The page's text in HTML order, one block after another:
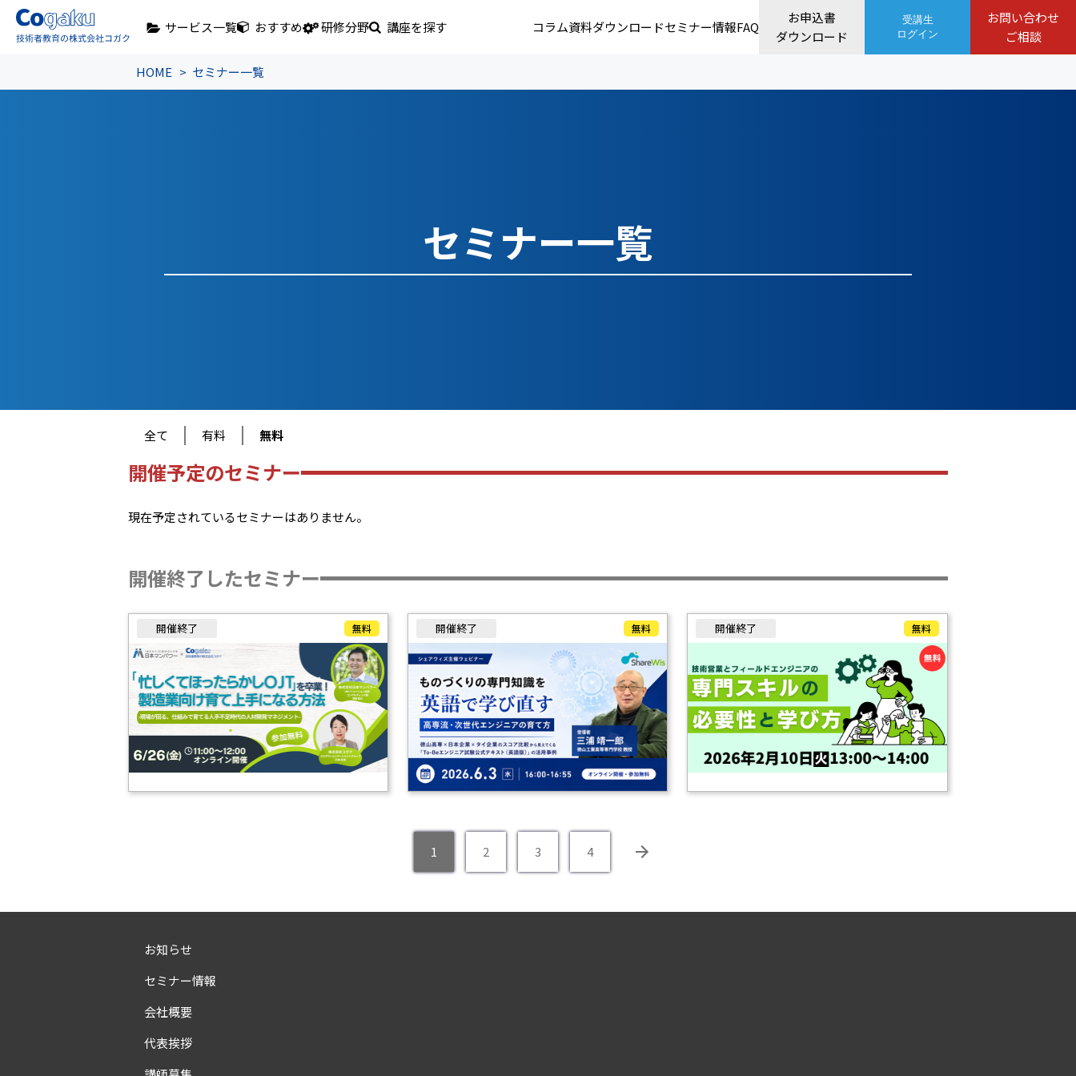
サービス一覧 おすすめ 研修分野 講座を探す コラム資料ダウンロードセミナー情報FAQ
お申込書
ダウンロード
受講生
ログイン
お問い合わせ
ご相談
HOME セミナー一覧
セミナー一覧
全て 有料 無料
開催予定のセミナー
現在予定されているセミナーはありません。
開催終了したセミナー
開催終了 無料 開催終了 無料 開催終了 無料
1 2 3 4
お知らせ
セミナー情報
会社概要
代表挨拶